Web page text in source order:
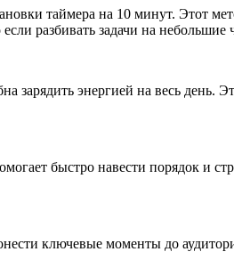
таймера на 10 минут. Этот
разбивать задачи на небольшие
зарядить энергией на весь
быстро навести порядок и
ключевые моменты до